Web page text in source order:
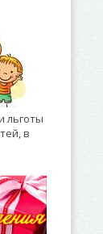
льготы
в